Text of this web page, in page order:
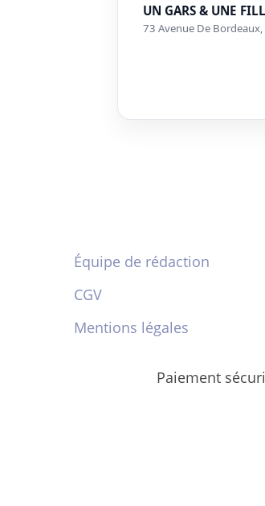
UN GARS & UNE
73 Avenue De
Équipe de rédaction
CGV
Mentions légales
Paiement